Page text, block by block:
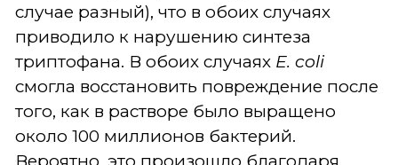
случае разный), что в обоих случаях
приводило к нарушению синтеза
триптофана. В обоих случаях E. coli
смогла восстановить повреждение после
того, как в растворе было выращено
около 100 миллионов бактерий.